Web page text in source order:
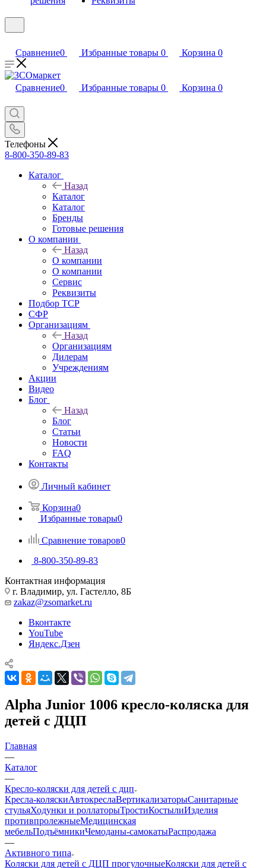
Сравнение0 Избранные товары 0 Корзина 0
Сравнение0 Избранные товары 0 Корзина 0
Телефоны
8-800-350-89-83
Каталог
Назад
Каталог
Каталог
Бренды
Готовые решения
О компании
Назад
О компании
О компании
Сервис
Реквизиты
Подбор ТСР
СФР
Организациям
Назад
Организациям
Дилерам
Учреждениям
Акции
Видео
Блог
Назад
Блог
Статьи
Новости
FAQ
Контакты
Личный кабинет
Корзина0
Избранные товары0
Сравнение товаров0
8-800-350-89-83
Контактная информация
г. Владимир, ул. Гастелло, 8Б
zakaz@zsomarket.ru
Вконтакте
YouTube
Яндекс.Дзен
Alpha Junior 1006 кресло-коляска для
детей с ДЦП
Главная
—
Каталог
—
Кресло-коляски для детей с дцп
Кресла-коляскиАвтокреслаВертикализаторыСанитарные
стульяХодунки и роллаторыТростиКостылиИзделия
противпролежныеМедицинская
мебельПодъёмникиЧемоданы-самокатыРаспродажа
—
Активного типа
Коляски для детей с ДЦП прогулочныеКоляски для детей с